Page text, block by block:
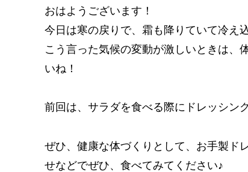
おはようございます！
今日は寒の戻りで、霜も降りていて冷え
こう言った気候の変動が激しいときは、
いね！
前回は、サラダを食べる際にドレッシン
ぜひ、健康な体づくりとして、お手製ド
せなどでぜひ、食べてみてください♪